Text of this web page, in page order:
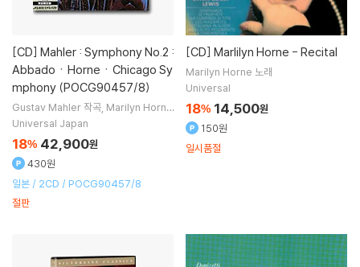
[CD] Mahler : Symphony No.2 :
AbbadoㆍHorneㆍChicago Sy
mphony (POCG90457/8)
Gustav Mahler 작곡 Marilyn Horne
노래 Claudio Abbado
Universal Japan
18% 42,900원
430원
일본 / 2CD / POCG90457/8
절판
[CD] Marlilyn Horne - Recital
Marilyn Horne 노래
Universal
18% 14,500원
150원
일시품절